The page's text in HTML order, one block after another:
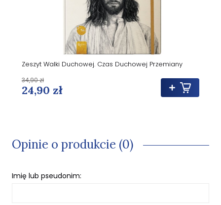
Zeszyt Walki Duchowej. Czas Duchowej Przemiany
24,90 zł
34,90 zł
Opinie o produkcie (0)
Imię lub pseudonim: